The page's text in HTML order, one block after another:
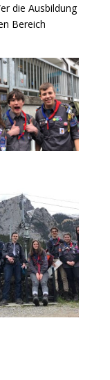
die Ausbildung
Bereich